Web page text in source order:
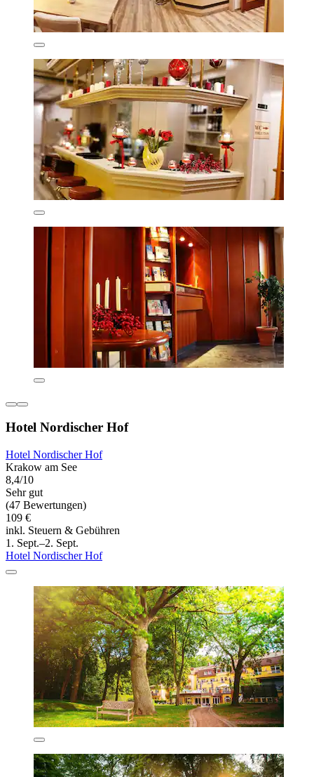
Hotel Nordischer Hof
Hotel Nordischer Hof
Krakow am See
8,4/10
Sehr gut
(47 Bewertungen)
109 €
inkl. Steuern & Gebühren
1. Sept.–2. Sept.
Hotel Nordischer Hof